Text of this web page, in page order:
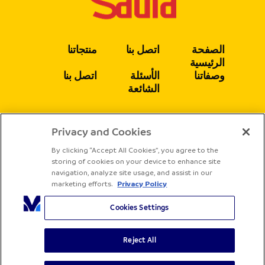
الصفحة
الرئيسية
وصفاتنا
اتصل بنا
الأسئلة
الشائعة
منتجاتنا
اتصل بنا
يتبع
جميع الحقوق محفوظة لشركة ساديا
الشروط والأحكام
سياسة الخصوصية
Privacy and Cookies
By clicking “Accept All Cookies”, you agree to the
storing of cookies on your device to enhance site
navigation, analyze site usage, and assist in our
marketing efforts. Privacy Policy
Cookies Settings
Reject All